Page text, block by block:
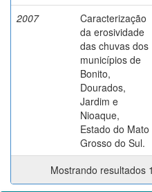
2007
Caracterização
da erosividade
das chuvas dos
municípios de
Bonito,
Dourados,
Jardim e
Nioaque,
Estado do Mato
Grosso do Sul.
Mostrando resultados